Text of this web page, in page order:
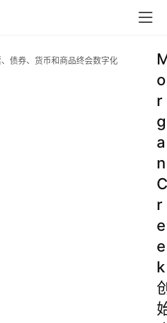
债券、货币和商品终会数字化
o
r
g
a
n
C
r
e
e
k